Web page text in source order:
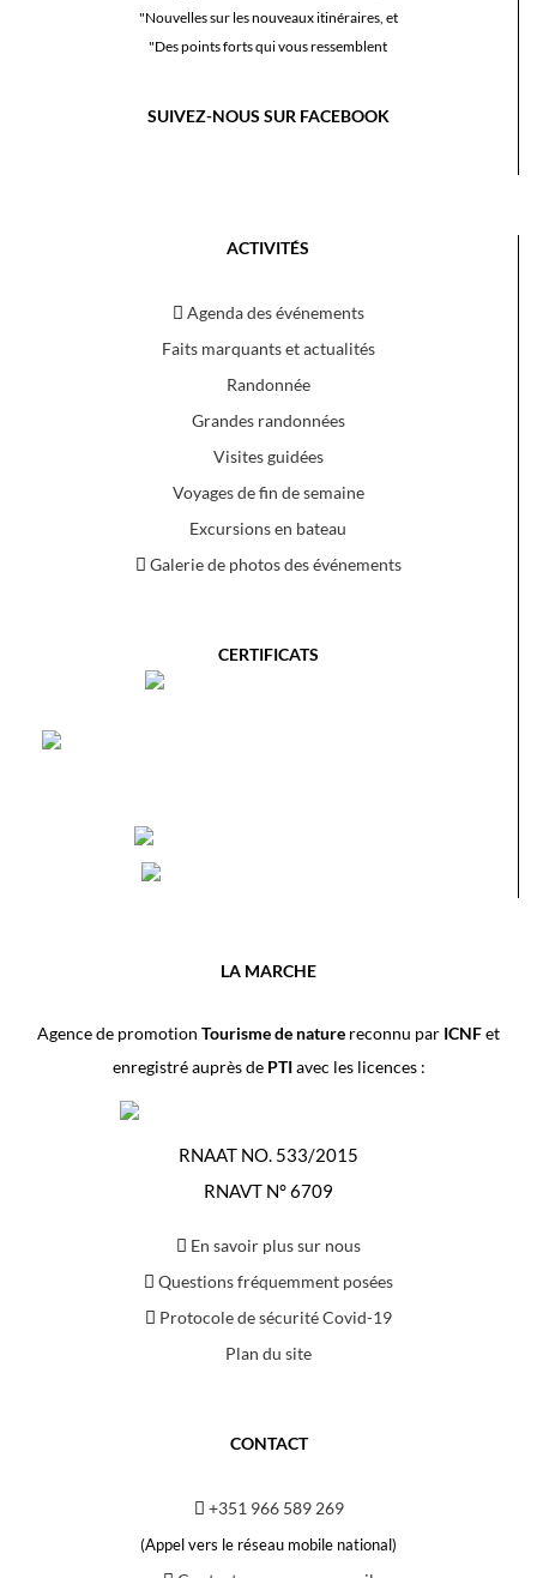
"Nouvelles sur les nouveaux itinéraires, et
"Des points forts qui vous ressemblent
SUIVEZ-NOUS SUR FACEBOOK
ACTIVITÉS
Agenda des événements
Faits marquants et actualités
Randonnée
Grandes randonnées
Visites guidées
Voyages de fin de semaine
Excursions en bateau
Galerie de photos des événements
CERTIFICATS
LA MARCHE
Agence de promotion Tourisme de nature reconnu par ICNFet
enregistré auprès de PTIavec les licences :
RNAAT NO. 533/2015
RNAVT N° 6709
En savoir plus sur nous
Questions fréquemment posées
Protocole de sécurité Covid-19
Plan du site
CONTACT
+351 966 589 269
(Appel vers le réseau mobile national)